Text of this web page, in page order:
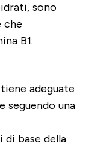
sono
che
B1.
adeguate
seguendo una
base della